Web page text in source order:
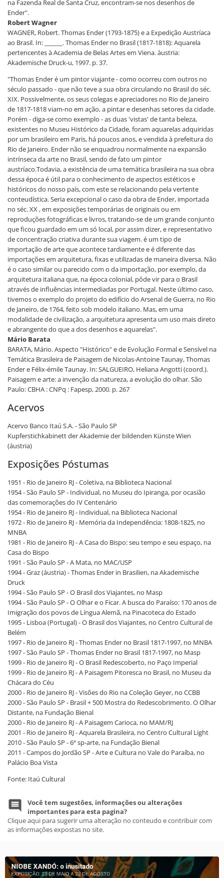
na Fazenda Real de Santa Cruz, encontram-se nos desenhos de
Ender".
Robert Wagner
WAGNER, Robert. Thomas Ender (1793-1875) e a Expedição Austríaca
ao Brasil. In: ______. Thomas Ender no Brasil (1817-1818): Aquarela
pertencentes à Academia de Belas Artes em Viena. àustria:
Akademische Druck-u, 1997. p. 37.
"Thomas Ender é um pintor viajante - como ocorreu com outros no
século passado - que não teve a sua obra circulando no Brasil do séc.
XIX. Possivelmente, os seus colegas e apreciadores no Rio de Janeiro
de 1817-1818 viam-no em ação, a pintar e desenhas setores da cidade.
Porém - diga-se como exemplo - as duas 'vistas' de tanta beleza,
existentes no Museu Histórico da Cidade, foram aquarelas adquiridas
por um brasileiro em Paris, há poucos anos, e vendida à prefeitura do
Rio de Janeiro. Ender não se enquadrou normalmente na expansão
intrínseca da arte no Brasil, sendo de fato um pintor
austríaco.Todavia, a existência de uma temática brasileira na sua obra
dessa época é útil para o conhecimento de aspectos estéticos e
históricos do nosso país, com este se relacionando pela vertente
conteudística. Seria excepcional o caso da obra de Ender, importada
no séc. XX , em exposições temporárias de originais ou em
reproduções fotográficas e livros, tratando-se de um grande conjunto
que ficou guardado em um só local, por assim dizer, e representativo
de concentração criativa durante sua viagem. é um tipo de
importação de arte que acontece tardiamente e é diferente das
importações em arquitetura, fixas e utilizadas de maneira diversa. Não
é o caso similar ou parecido com o da importação, por exemplo, da
arquitetura italiana que, na época colonial, pôde vir para o Brasil
através de influências intermediadas por Portugal. Neste último caso,
tivemos o exemplo do projeto do edifício do Arsenal de Guerra, no Rio
de Janeiro, de 1764, feito sob modelo italiano. Mas, em uma
modalidade de civilização, a arquitetura apresenta um uso mais direto
e abrangente do que a dos desenhos e aquarelas".
Mário Barata
BARATA, Mário. Aspecto "Histórico" e de Evolução Formal e Sensível na
Temática Brasileira de Paisagem de Nicolas-Antoine Taunay, Thomas
Ender e Félix-émile Taunay. In: SALGUEIRO, Heliana Angotti (coord.).
Paisagem e arte: a invenção da natureza, a evolução do olhar. São
Paulo: CBHA : CNPq : Fapesp, 2000. p. 267
Acervos
Acervo Banco Itaú S.A. - São Paulo SP
Kupferstichkabinett der Akademie der bildenden Künste Wien
(áustria)
Exposições Póstumas
1951 - Rio de Janeiro RJ - Coletiva, na Biblioteca Nacional
1954 - São Paulo SP - Individual, no Museu do Ipiranga, por ocasião
das comemorações do IV Centenário
1954 - Rio de Janeiro RJ - Individual, na Biblioteca Nacional
1972 - Rio de Janeiro RJ - Memória da Independência: 1808-1825, no
MNBA
1981 - Rio de Janeiro RJ - A Casa do Bispo: seu tempo e seu espaço, na
Casa do Bispo
1991 - São Paulo SP - A Mata, no MAC/USP
1994 - Graz (áustria) - Thomas Ender in Brasilien, na Akademische
Druck
1994 - São Paulo SP - O Brasil dos Viajantes, no Masp
1994 - São Paulo SP - O Olhar e o Ficar. A busca do Paraíso: 170 anos de
Imigração dos povos de Língua Alemã, na Pinacoteca do Estado
1995 - Lisboa (Portugal) - O Brasil dos Viajantes, no Centro Cultural de
Belém
1997 - Rio de Janeiro RJ - Thomas Ender no Brasil 1817-1997, no MNBA
1997 - São Paulo SP - Thomas Ender no Brasil 1817-1997, no Masp
1999 - Rio de Janeiro RJ - O Brasil Redescoberto, no Paço Imperial
1999 - Rio de Janeiro RJ - A Paisagem Pitoresca no Brasil, no Museu da
Chácara do Céu
2000 - Rio de Janeiro RJ - Visões do Rio na Coleção Geyer, no CCBB
2000 - São Paulo SP - Brasil + 500 Mostra do Redescobrimento. O Olhar
Distante, na Fundação Bienal
2000 - Rio de Janeiro RJ - A Paisagem Carioca, no MAM/RJ
2001 - Rio de Janeiro RJ - Aquarela Brasileira, no Centro Cultural Light
2010 - São Paulo SP - 6ª sp-arte, na Fundação Bienal
2011 - Campos do Jordão SP - Arte e Cultura no Vale do Paraíba, no
Palácio Boa Vista
Fonte: Itaú Cultural
Você tem sugestões, informações ou alterações
importantes para esta pagina?
Clique aqui para sugerir uma alteração no conteudo e contribuir com
as informações expostas no site.